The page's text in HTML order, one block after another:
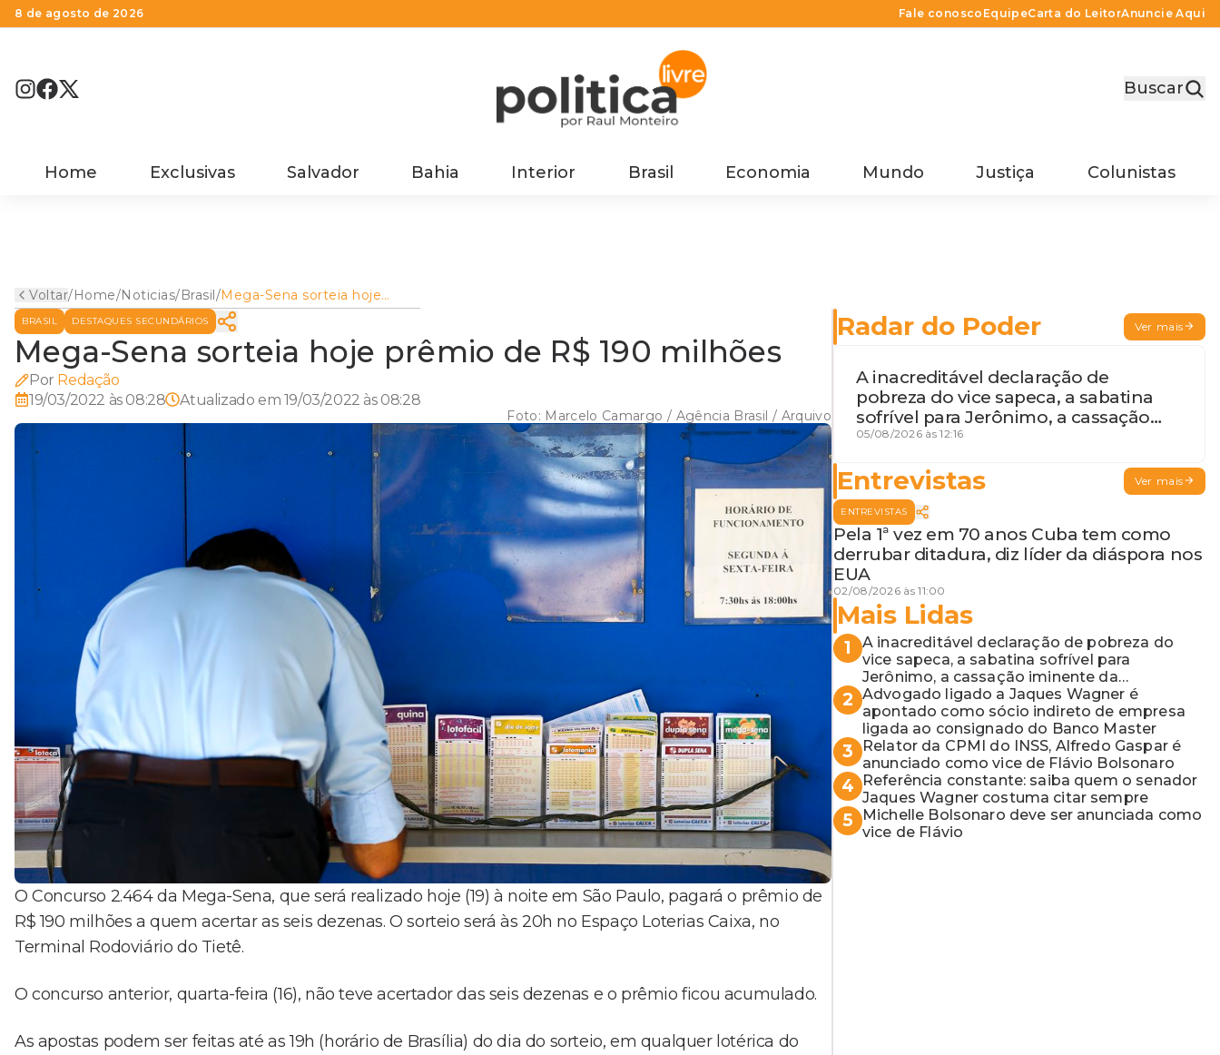
8 de agosto de 2026 Fale conosco EquipeCarta do LeitorAnuncie Aqui
Buscar
Home Exclusivas Salvador Bahia Interior Brasil Economia Mundo Justiça Colunistas
Voltar/Home/Noticias/Brasil/Mega-Sena sorteia hoje
prêmio de R$ 190 milhões
BRASIL DESTAQUES SECUNDÁRIOS
Mega-Sena sorteia hoje prêmio de R$ 190 milhões
Por Redação
19/03/2022 às 08:28
Atualizado em 19/03/2022 às 08:28
Foto: Marcelo Camargo / Agência Brasil / Arquivo
O Concurso 2.464 da Mega-Sena, que será realizado hoje (19) à noite em São Paulo, pagará o prêmio de
R$ 190 milhões a quem acertar as seis dezenas. O sorteio será às 20h no Espaço Loterias Caixa, no
Terminal Rodoviário do Tietê.
O concurso anterior, quarta-feira (16), não teve acertador das seis dezenas e o prêmio ficou acumulado.
As apostas podem ser feitas até as 19h (horário de Brasília) do dia do sorteio, em qualquer lotérica do
Radar do Poder Ver mais
A inacreditável declaração de
pobreza do vice sapeca, a sabatina
sofrível para Jerônimo, a cassação
iminente da desembargadora e a
05/08/2026 às 12:16
Entrevistas Ver mais
ENTREVISTAS
Pela 1ª vez em 70 anos Cuba tem como
derrubar ditadura, diz líder da diáspora nos
EUA
02/08/2026 às 11:00
Mais Lidas
1
A inacreditável declaração de pobreza do
vice sapeca, a sabatina sofrível para
Jerônimo, a cassação iminente da
desembargadora e a vaga do Quinto para o
MP baiano
2 Advogado ligado a Jaques Wagner é
apontado como sócio indireto de empresa
ligada ao consignado do Banco Master
3
Relator da CPMI do INSS, Alfredo Gaspar é
anunciado como vice de Flávio Bolsonaro
4
Referência constante: saiba quem o senador
Jaques Wagner costuma citar sempre
5
Michelle Bolsonaro deve ser anunciada como
vice de Flávio